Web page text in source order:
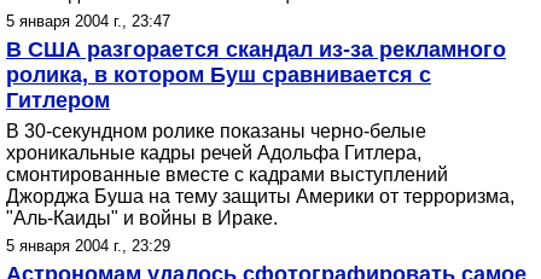
5 января 2004 г., 23:47
В США разгорается скандал из-за рекламного
ролика, в котором Буш сравнивается с
Гитлером
В 30-секундном ролике показаны черно-белые
хроникальные кадры речей Адольфа Гитлера,
смонтированные вместе с кадрами выступлений
Джорджа Буша на тему защиты Америки от терроризма,
"Аль-Каиды" и войны в Ираке.
5 января 2004 г., 23:29
Астрономам удалось сфотографировать самое